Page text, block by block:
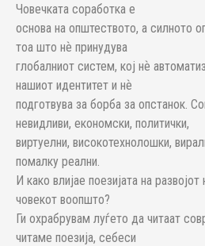
Човечката соработка е
основа на општеството, а силното
тоа што нѐ принудува
глобалниот систем, кој нѐ
нашиот идентитет и нѐ
подготвува за борба за опстанок.
невидливи, економски, политички,
виртуелни, високотехнолошки,
помалку реални.
И како влијае поезијата на
човекот воопшто?
Ги охрабрувам луѓето да читаат
читаме поезија, себеси